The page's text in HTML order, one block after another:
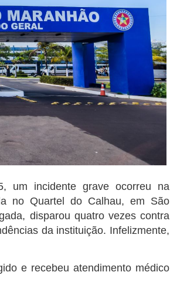
um incidente grave ocorreu na
no Quartel do Calhau, em São
disparou quatro vezes contra
da instituição. Infelizmente,
e recebeu atendimento médico